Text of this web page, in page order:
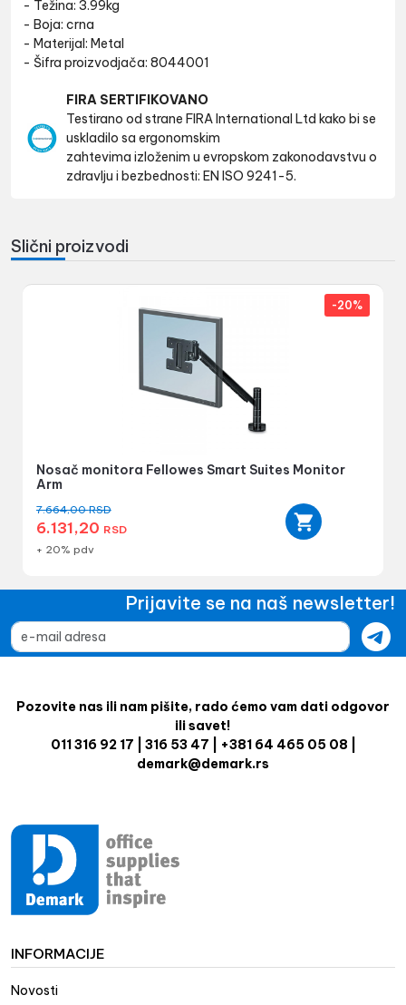
- Težina: 3.99kg
- Boja: crna
- Materijal: Metal
- Šifra proizvodjača: 8044001
FIRA SERTIFIKOVANO
Testirano od strane FIRA International Ltd kako bi se
uskladilo sa ergonomskim
zahtevima izloženim u evropskom zakonodavstvu o
zdravlju i bezbednosti: EN ISO 9241-5.
Slični proizvodi
Nosač monitora Fellowes Smart Suites Monitor
Arm
7.664,00RSD
6.131,20 RSD
-20%
+ 20% pdv
Prijavite se na naš newsletter!
Pozovite nas ili nam pišite, rado ćemo vam dati odgovor
ili savet!
011 316 92 17 | 316 53 47 | +381 64 465 05 08 |
demark@demark.rs
INFORMACIJE
Novosti